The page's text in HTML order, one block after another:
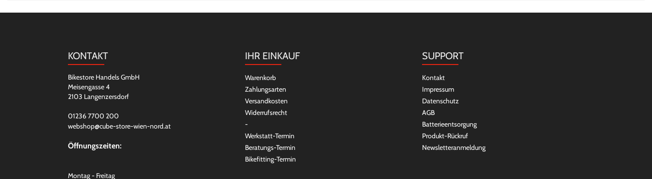
KONTAKT
Bikestore Handels GmbH
Meisengasse 4
2103 Langenzersdorf
01236 7700 200
webshop@cube-store-wien-nord.at
Öffnungszeiten:
Montag - Freitag
IHR EINKAUF
Warenkorb
Zahlungsarten
Versandkosten
Widerrufsrecht
-
Werkstatt-Termin
Beratungs-Termin
Bikefitting-Termin
SUPPORT
Kontakt
Impressum
Datenschutz
AGB
Batterieentsorgung
Produkt-Rückruf
Newsletteranmeldung